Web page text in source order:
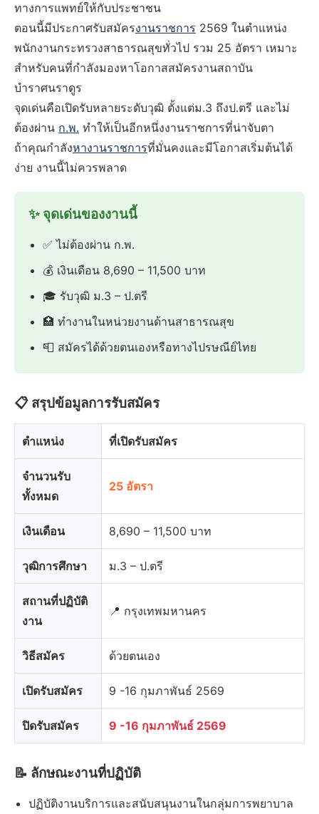
ทางการแพทย์ให้กับประชาชน
ตอนนี้มีประกาศรับสมัครงานราชการ 2569 ในตำแหน่ง
พนักงานกระทรวงสาธารณสุขทั่วไป รวม 25 อัตรา เหมาะ
สำหรับคนที่กำลังมองหาโอกาสสมัครงานสถาบัน
บำราศนราดูร
จุดเด่นคือเปิดรับหลายระดับวุฒิ ตั้งแต่ม.3 ถึงป.ตรี และไม่
ต้องผ่าน ก.พ. ทำให้เป็นอีกหนึ่งงานราชการที่น่าจับตา
ถ้าคุณกำลังหางานราชการที่มั่นคงและมีโอกาสเริ่มต้นได้
ง่าย งานนี้ไม่ควรพลาด
✨ จุดเด่นของงานนี้
✅ ไม่ต้องผ่าน ก.พ.
💰 เงินเดือน 8,690 – 11,500 บาท
🎓 รับวุฒิ ม.3 – ป.ตรี
🏥 ทำงานในหน่วยงานด้านสาธารณสุข
📮 สมัครได้ด้วยตนเองหรือทางไปรษณีย์ไทย
📋 สรุปข้อมูลการรับสมัคร
ตำแหน่ง ที่เปิดรับสมัคร
จำนวนรับ
ทั้งหมด
25 อัตรา
เงินเดือน 8,690 – 11,500 บาท
วุฒิการศึกษา ม.3 – ป.ตรี
สถานที่ปฏิบัติ
งาน
📍 กรุงเทพมหานคร
วิธีสมัคร ด้วยตนเอง
เปิดรับสมัคร 9 -16 กุมภาพันธ์ 2569
ปิดรับสมัคร 9 -16 กุมภาพันธ์ 2569
📝 ลักษณะงานที่ปฏิบัติ
ปฏิบัติงานบริการและสนับสนุนงานในกลุ่มการพยาบาล